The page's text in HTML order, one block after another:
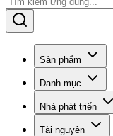
Sản phẩm
Danh mục
Nhà phát triển
Tài nguyên